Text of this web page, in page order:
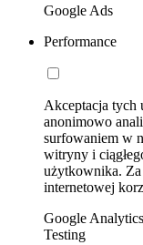
Google Ads
Performance
Akceptacja tych
anonimowo
surfowaniem w
witryny i
użytkownika.
internetowej
Google
Testing